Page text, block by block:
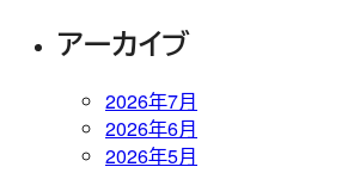
アーカイブ
2026年7月
2026年6月
2026年5月